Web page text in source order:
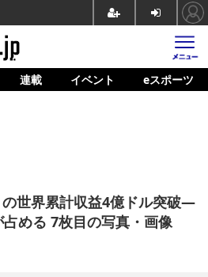
連載 イベント eスポーツ
の世界累計収益4億ドル突破―
める 7枚目の写真・画像